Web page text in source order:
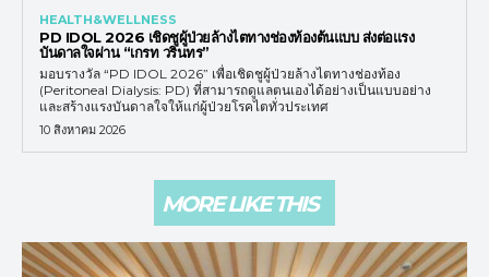
HEALTH&WELLNESS
PD IDOL 2026 เชิดชูผู้ป่วยล้างไตทางช่องท้องต้นแบบ ส่งต่อแรง
บันดาลใจผ่าน “เกรท วรินทร”
มอบรางวัล “PD IDOL 2026” เพื่อเชิดชูผู้ป่วยล้างไตทางช่องท้อง
(Peritoneal Dialysis: PD) ที่สามารถดูแลตนเองได้อย่างเป็นแบบอย่าง
และสร้างแรงบันดาลใจให้แก่ผู้ป่วยโรคไตทั่วประเทศ
10 สิงหาคม 2026
MORE LIKE THIS